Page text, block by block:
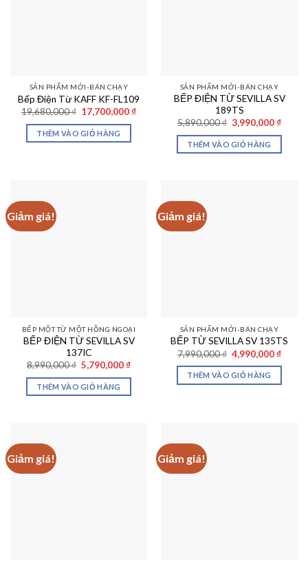
SẢN PHẨM MỚI-BÁN CHẠY
Bếp Điện Từ KAFF KF-FL109
19,680,000₫ Giá
gốc
là:
19,680,000 ₫.
17,700,000 ₫Giá
17,700,000 ₫.
THÊM VÀO GIỎ HÀNG
SẢN PHẨM MỚI-BÁN CHẠY
BẾP ĐIỆN TỪ SEVILLA SV
189TS
5,890,000₫ Giá
gốc
là:
5,890,000 ₫.
3,990,000 ₫Giá
THÊM VÀO GIỎ HÀNG
Giảm giá!
BẾP MỘT TỪ MỘT HỒNG NGOẠI
BẾP ĐIỆN TỪ SEVILLA SV
137IC
8,990,000₫ Giá
gốc
là:
8,990,000 ₫.
5,790,000 ₫Giá
THÊM VÀO GIỎ HÀNG
Giảm giá!
SẢN PHẨM MỚI-BÁN CHẠY
BẾP TỪ SEVILLA SV 135TS
7,990,000₫ Giá
gốc
là:
7,990,000 ₫.
4,990,000 ₫Giá
THÊM VÀO GIỎ HÀNG
Giảm giá! Giảm giá!